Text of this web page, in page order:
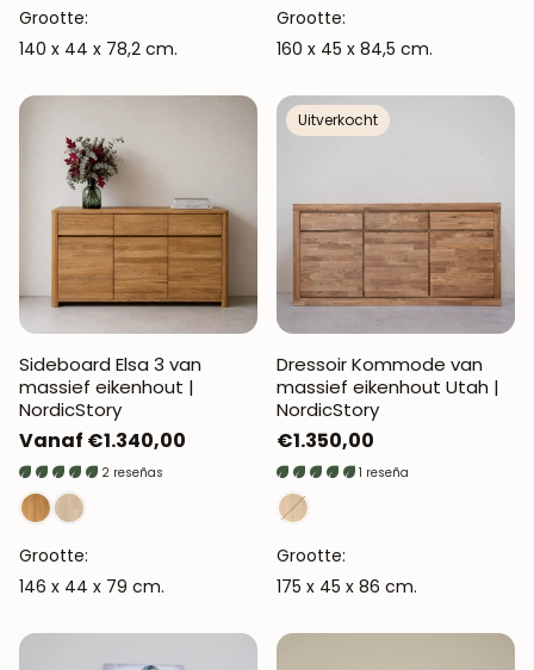
Grootte:
140 x 44 x 78,2 cm.
Grootte:
160 x 45 x 84,5 cm.
Sideboard Elsa 3 van
massief eikenhout |
NordicStory
Normale
prijs
Vanaf €1.340,00
2 reseñas
Grootte:
146 x 44 x 79 cm.
Uitverkocht
Dressoir Kommode van
massief eikenhout Utah |
NordicStory
Normale
prijs
€1.350,00
1 reseña
Grootte:
175 x 45 x 86 cm.